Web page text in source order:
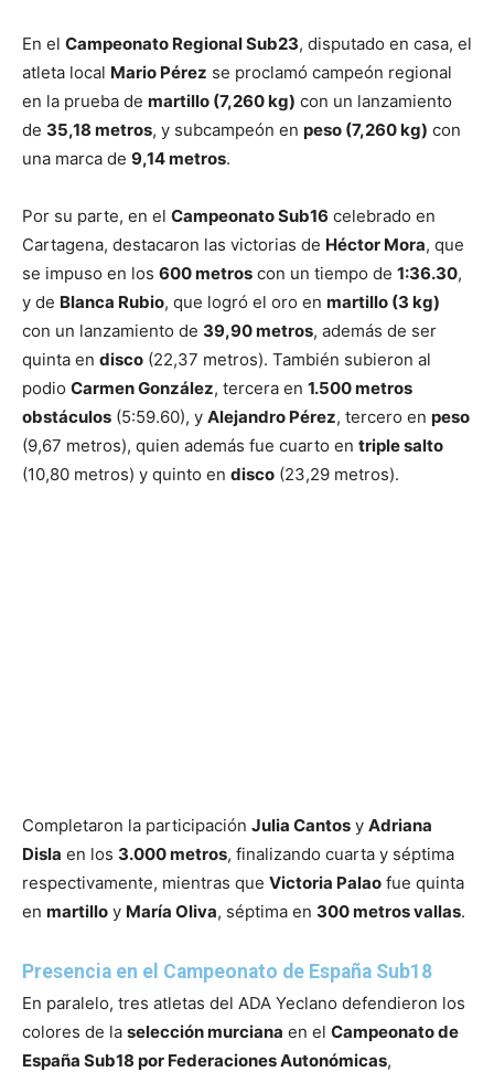
En el Campeonato Regional Sub23, disputado en casa, el
atleta local Mario Pérez se proclamó campeón regional
en la prueba de martillo (7,260 kg) con un lanzamiento
de 35,18 metros, y subcampeón en peso (7,260 kg) con
una marca de 9,14 metros.
Por su parte, en el Campeonato Sub16 celebrado en
Cartagena, destacaron las victorias de Héctor Mora, que
se impuso en los 600 metros con un tiempo de 1:36.30,
y de Blanca Rubio, que logró el oro en martillo (3 kg)
con un lanzamiento de 39,90 metros, además de ser
quinta en disco (22,37 metros). También subieron al
podio Carmen González, tercera en 1.500 metros
obstáculos (5:59.60), y Alejandro Pérez, tercero en peso
(9,67 metros), quien además fue cuarto en triple salto
(10,80 metros) y quinto en disco (23,29 metros).
Completaron la participación Julia Cantos y Adriana
Disla en los 3.000 metros, finalizando cuarta y séptima
respectivamente, mientras que Victoria Palao fue quinta
en martillo y María Oliva, séptima en 300 metros vallas.
Presencia en el Campeonato de España Sub18
En paralelo, tres atletas del ADA Yeclano defendieron los
colores de la selección murciana en el Campeonato de
España Sub18 por Federaciones Autonómicas,